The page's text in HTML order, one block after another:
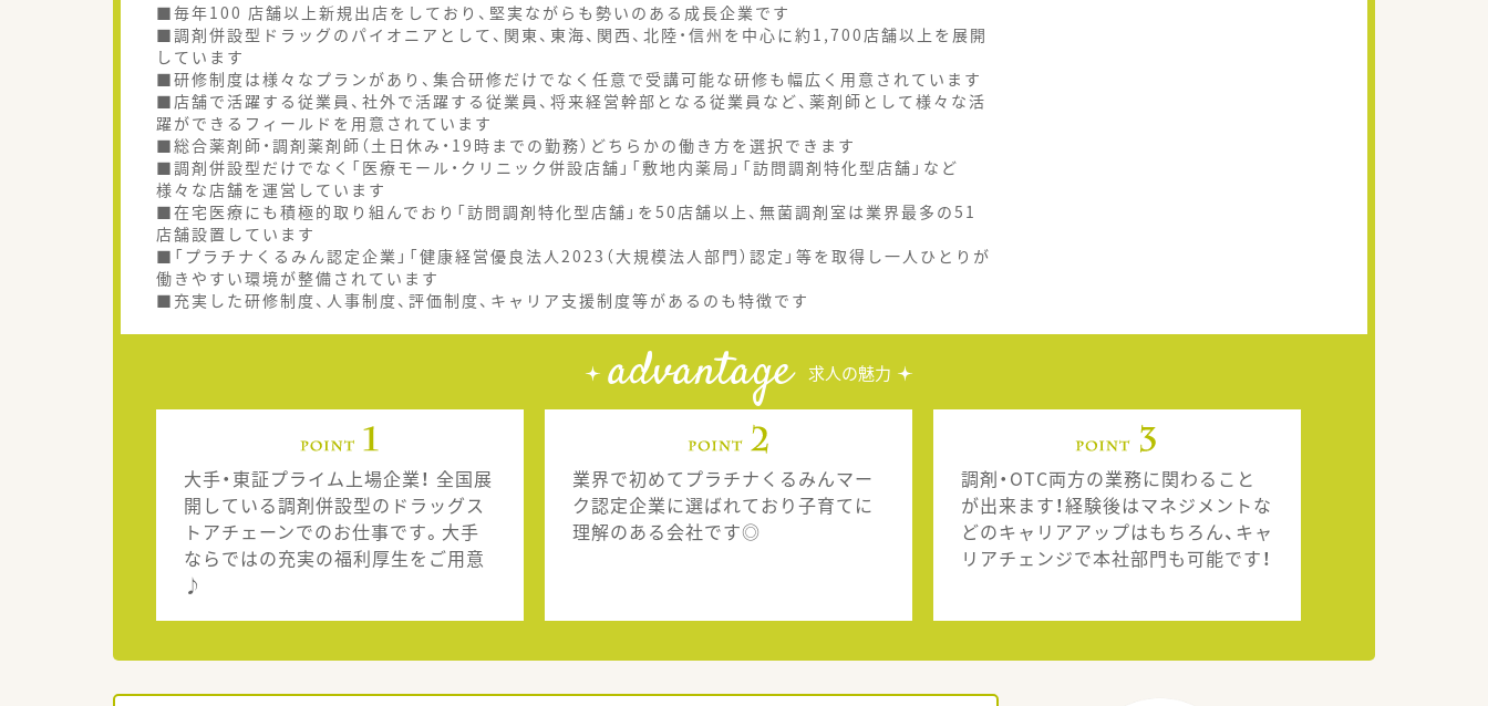
■毎年100 店舗以上新規出店をしており、堅実ながらも勢いのある成長企業です
■調剤併設型ドラッグのパイオニアとして、関東、東海、関西、北陸・信州を中心に約1,700店舗以上を展開
しています
■研修制度は様々なプランがあり、集合研修だけでなく任意で受講可能な研修も幅広く用意されています
■店舗で活躍する従業員、社外で活躍する従業員、将来経営幹部となる従業員など、薬剤師として様々な活
躍ができるフィールドを用意されています
■総合薬剤師・調剤薬剤師（土日休み・19時までの勤務）どちらかの働き方を選択できます
■調剤併設型だけでなく「医療モール・クリニック併設店舗」「敷地内薬局」「訪問調剤特化型店舗」など
様々な店舗を運営しています
■在宅医療にも積極的取り組んでおり「訪問調剤特化型店舗」を50店舗以上、無菌調剤室は業界最多の51
店舗設置しています
■「プラチナくるみん認定企業」「健康経営優良法人2023（大規模法人部門）認定」等を取得し一人ひとりが
働きやすい環境が整備されています
■充実した研修制度、人事制度、評価制度、キャリア支援制度等があるのも特徴です
advantage 求人の魅力
大手・東証プライム上場企業！ 全国展
開している調剤併設型のドラッグス
トアチェーンでのお仕事です。大手
ならではの充実の福利厚生をご用意
♪
業界で初めてプラチナくるみんマー
ク認定企業に選ばれており子育てに
理解のある会社です◎
調剤・OTC両方の業務に関わること
が出来ます！経験後はマネジメントな
どのキャリアアップはもちろん、キャ
リアチェンジで本社部門も可能です！